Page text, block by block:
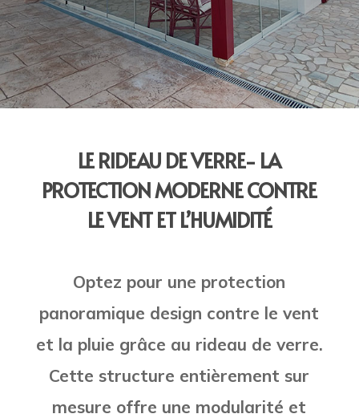
LE RIDEAU DE VERRE- LA
PROTECTION MODERNE CONTRE
LE VENT ET L’HUMIDITÉ
Optez pour une protection
panoramique design contre le vent
et la pluie grâce au rideau de verre.
Cette structure entièrement sur
mesure offre une modularité et